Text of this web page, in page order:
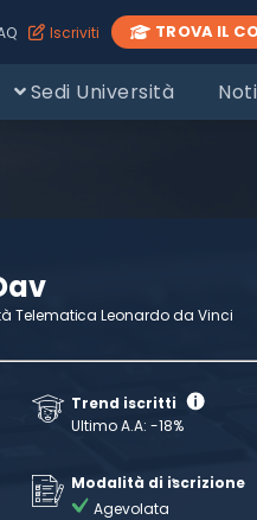
Iscriviti TROVA IL
Sedi Università
Telematica Leonardo da Vinci
Trend iscritti
Ultimo A.A: -18%
Modalità di iscrizione
Agevolata